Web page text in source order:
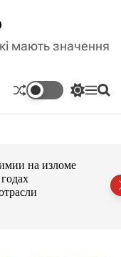
мають значення
П
к
М П
на изломе